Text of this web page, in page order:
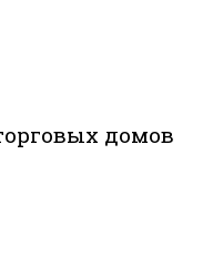
домов